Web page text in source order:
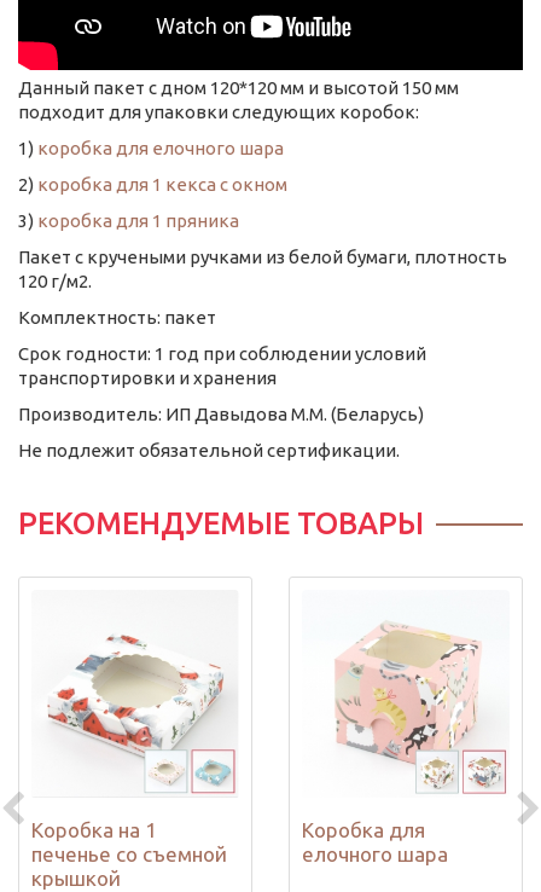
Данный пакет с дном 120*120 мм и высотой 150 мм
подходит для упаковки следующих коробок:
1) коробка для елочного шара
2) коробка для 1 кекса с окном
3) коробка для 1 пряника
Пакет с кручеными ручками из белой бумаги, плотность
120 г/м2.
Комплектность: пакет
Срок годности: 1 год при соблюдении условий
транспортировки и хранения
Производитель: ИП Давыдова М.М. (Беларусь)
Не подлежит обязательной сертификации.
РЕКОМЕНДУЕМЫЕ ТОВАРЫ
Коробка на 1
печенье со съемной
крышкой
Коробка для
елочного шара